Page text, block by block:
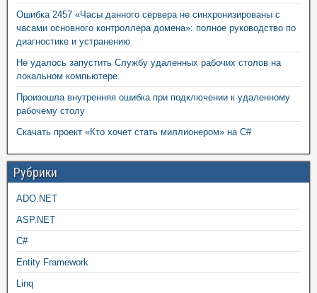
Ошибка 2457 «Часы данного сервера не синхронизированы с
часами основного контроллера домена»: полное руководство по
диагностике и устранению
Не удалось запустить Службу удаленных рабочих столов на
локальном компьютере.
Произошла внутренняя ошибка при подключении к удаленному
рабочему столу
Скачать проект «Кто хочет стать миллионером» на C#
Рубрики
ADO.NET
ASP.NET
C#
Entity Framework
Linq